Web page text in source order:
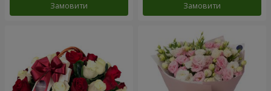
Замовити Замовити